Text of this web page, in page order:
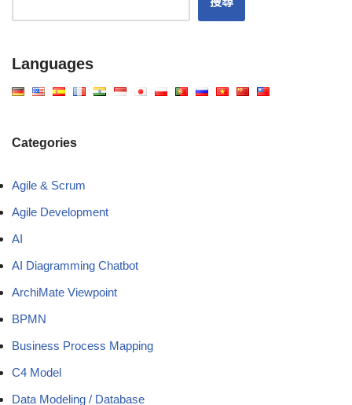
Languages
Categories
Agile & Scrum
Agile Development
AI
AI Diagramming Chatbot
ArchiMate Viewpoint
BPMN
Business Process Mapping
C4 Model
Data Modeling / Database